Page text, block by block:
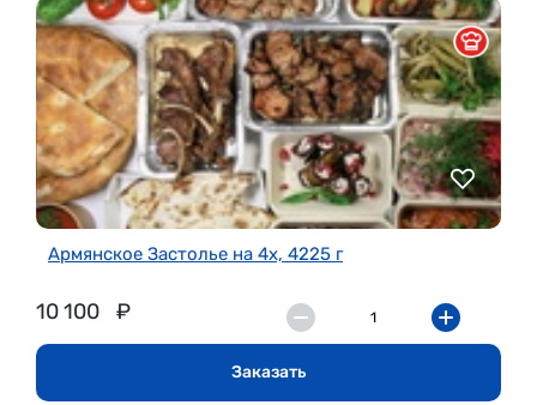
Армянское Застолье на 4х, 4225 г
10 100 ₽
Заказать